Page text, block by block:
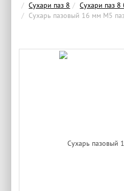
Сухари паз 8
Сухари паз 8
Сухарь пазовый 16 мм М5